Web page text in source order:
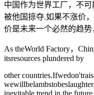
中国作为世界工厂，不
被他国掠夺.如果不涨价
价是未来一个必然的趋
As theWorld Factory，
itsresources plundered by
other